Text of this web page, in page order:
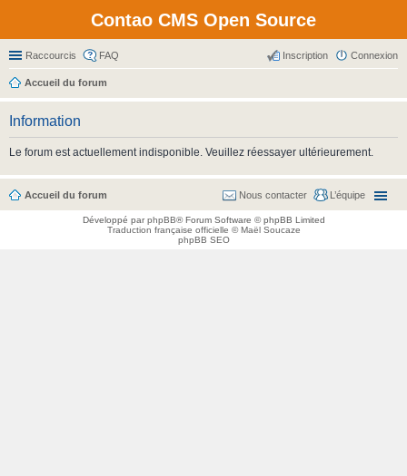
Contao CMS Open Source
Raccourcis FAQ Connexion
Inscription
Accueil du forum
Information
Le forum est actuellement indisponible. Veuillez réessayer ultérieurement.
Accueil du forum L’équipe
Nous contacter
Développé parphpBB® Forum Software © phpBB Limited
Traduction française officielle ©Maël Soucaze
phpBB SEO